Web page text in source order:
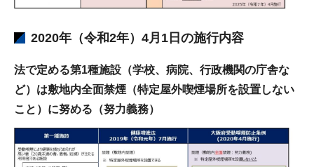
2020年（令和2年）4月1日の施行内容
法で定める第1種施設（学校、病院、行政機関の庁舎な
ど）は敷地内全面禁煙（特定屋外喫煙場所を設置しない
こと）に努める（努力義務）